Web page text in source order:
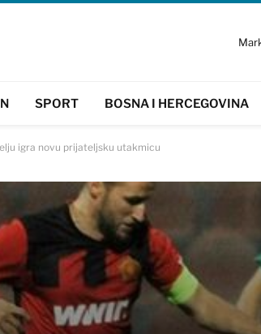
SPORT BOSNA I HERCEGOVINA
igra novu prijateljsku utakmicu